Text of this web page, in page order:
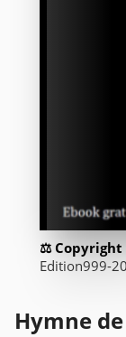
Edition999-
Hymne